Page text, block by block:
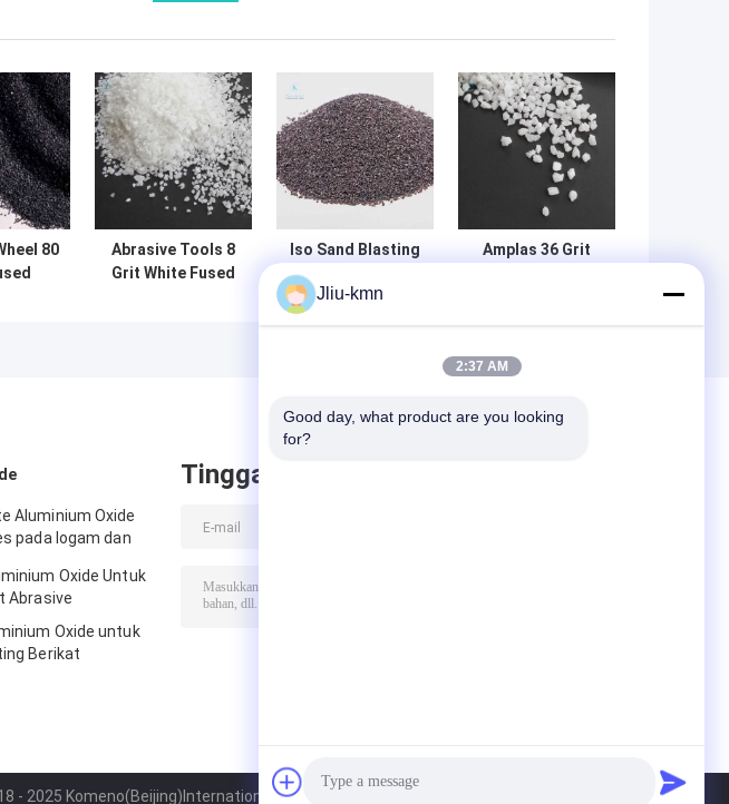
80
Abrasive Tools 8
Grit White Fused
Iso Sand Blasting
Fused Aluminium
Oxide 36 Grit
Amplas 36 Grit
Aluminium Oxide
pada logam dan
Oxide Untuk
Abrasive
Oxide untuk
Berikat
Tinggalkan pesan
- 2025 Komeno(Beijing)International Trading Co.Ltd. All Rights Reserved.
Jliu-kmn
2:37 AM
Good day, what product are you looking
for?